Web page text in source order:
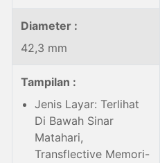
Diameter :
42,3 mm
Tampilan :
Jenis Layar: Terlihat
Di Bawah Sinar
Matahari,
Transflective Memori-